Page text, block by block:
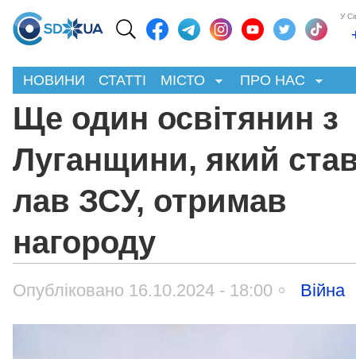
У
НОВИНИ СТАТТІ МІСТО ПРО НАС
Ще один освітянин з
Луганщини, який
лав ЗСУ, отримав
нагороду
Опубліковано 16.10.2024 - 18:00 Війна